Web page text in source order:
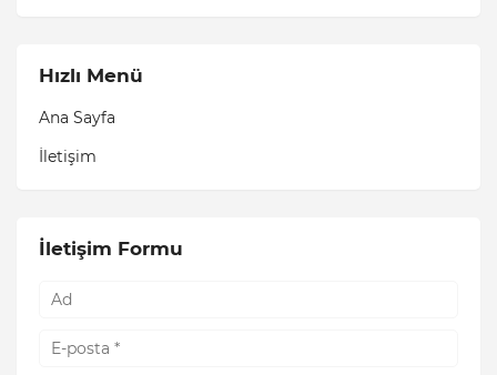
Hızlı Menü
Ana Sayfa
İletişim
İletişim Formu